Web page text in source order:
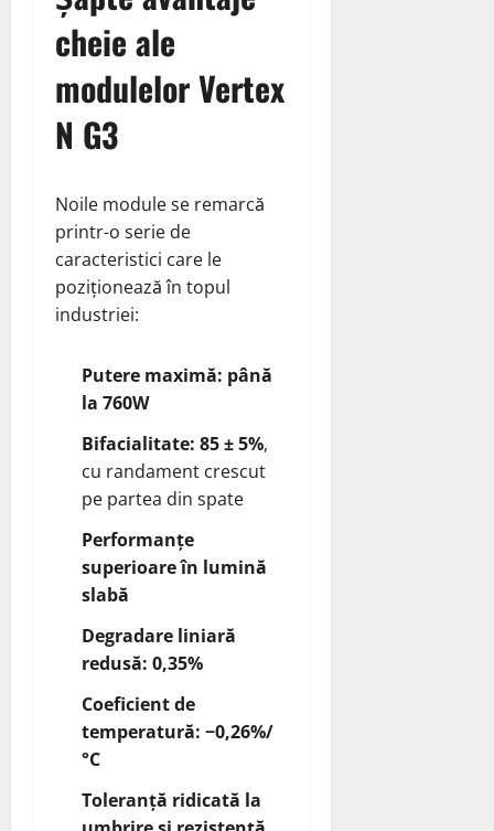
cheie ale
modulelor Vertex
N G3
Noile module se remarcă
printr-o serie de
caracteristici care le
poziționează în topul
industriei:
Putere maximă: până
la 760W
Bifacialitate: 85 ± 5%,
cu randament crescut
pe partea din spate
Performanțe
superioare în lumină
slabă
Degradare liniară
redusă: 0,35%
Coeficient de
temperatură: −0,26%/
°C
Toleranță ridicată la